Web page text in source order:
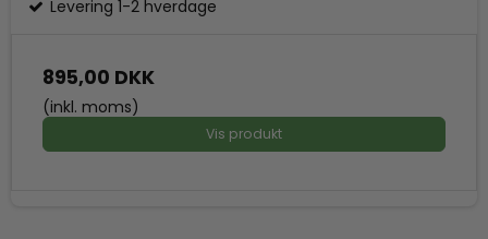
Levering 1-2 hverdage
895,00 DKK
(inkl. moms)
Vis produkt